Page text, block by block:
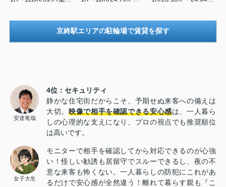
京終駅エリアの駐輪場で賃貸を探す
安達竜哉
4位：セキュリティ
静かな住宅街だからこそ、予期せぬ来客への備えは
大切。映像で相手を確認できる安心感は、一人暮ら
しの心理的な支えになり、プロの視点でも推奨順位
は高いです。
女子大生
モニターで相手を確認してから対応できるのが心強
い！怪しい勧誘も居留守でスルーできるし、夜の不
意な来客も怖くない。一人暮らしの防犯にこれがあ
るだけで安心感が全然違う！離れて暮らす親も『こ